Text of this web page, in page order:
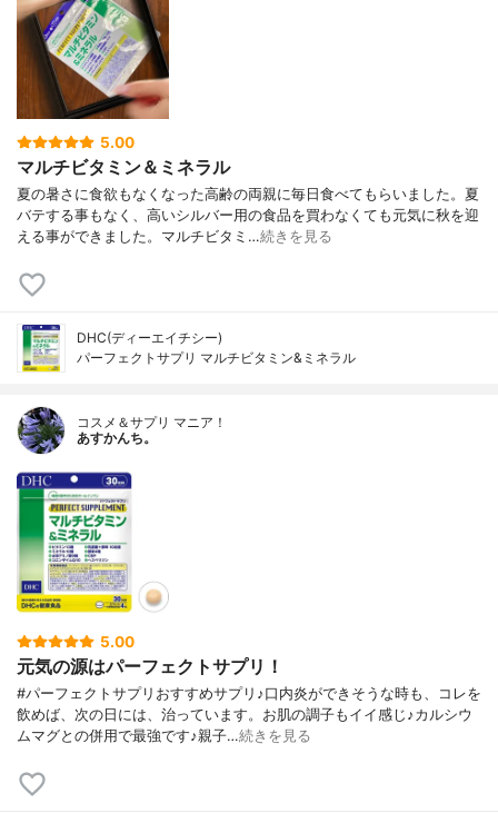
5.00
マルチビタミン＆ミネラル
夏の暑さに食欲もなくなった高齢の両親に毎日食べてもらいました。夏
バテする事もなく、高いシルバー用の食品を買わなくても元気に秋を迎
える事ができました。マルチビタミ…続きを見る
DHC(ディーエイチシー)
パーフェクトサプリ マルチビタミン&ミネラル
コスメ＆サプリ マニア！
あすかんち。
5.00
元気の源はパーフェクトサプリ！
#パーフェクトサプリおすすめサプリ♪口内炎ができそうな時も、コレを
飲めば、次の日には、治っています。お肌の調子もイイ感じ♪カルシウ
ムマグとの併用で最強です♪親子…続きを見る